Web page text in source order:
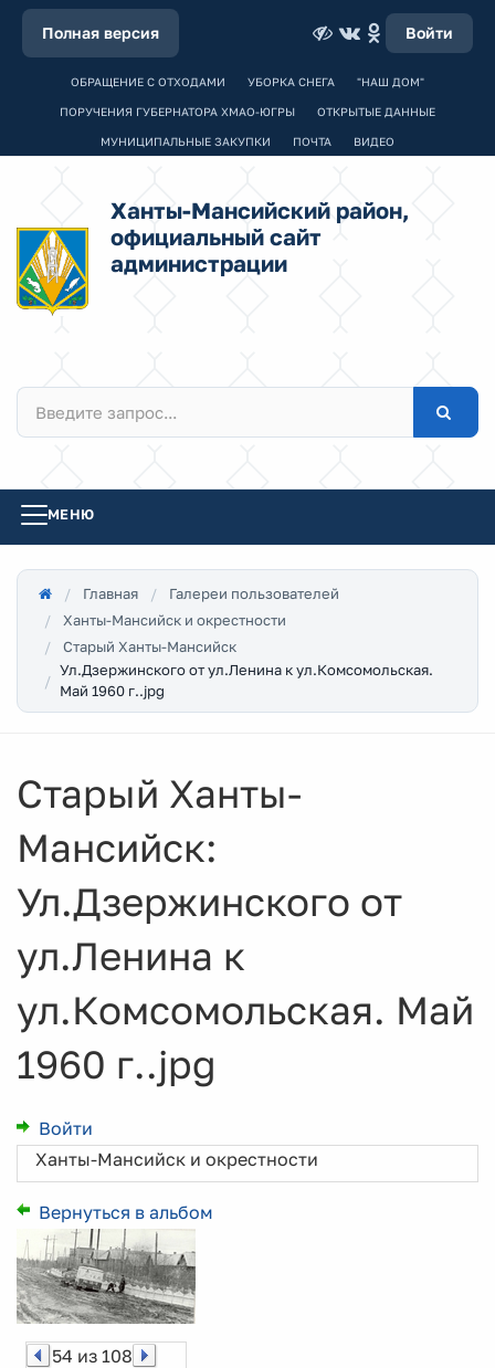
Полная версия Войти
ОБРАЩЕНИЕ С ОТХОДАМИ УБОРКА СНЕГА "НАШ ДОМ"
ПОРУЧЕНИЯ ГУБЕРНАТОРА ХМАО-ЮГРЫ ОТКРЫТЫЕ ДАННЫЕ
МУНИЦИПАЛЬНЫЕ ЗАКУПКИ ПОЧТА ВИДЕО
Ханты-Мансийский район,
официальный сайт
администрации
МЕНЮ
Главная
Галереи пользователей
Ханты-Мансийск и окрестности
Старый Ханты-Мансийск
Ул.Дзержинского от ул.Ленина к ул.Комсомольская.
Май 1960 г..jpg
Старый Ханты-
Мансийск:
Ул.Дзержинского от
ул.Ленина к
ул.Комсомольская. Май
1960 г..jpg
Войти
Ханты-Мансийск и окрестности
Вернуться в альбом
54 из 108